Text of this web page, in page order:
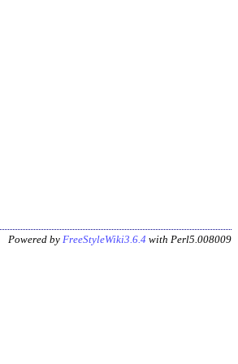
Powered by FreeStyleWiki3.6.4 with Perl5.008009